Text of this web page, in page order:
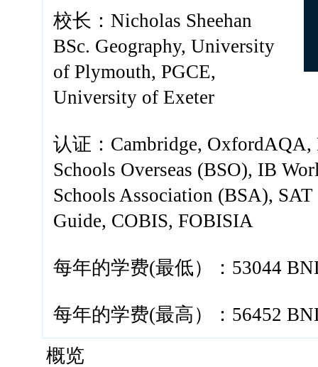
校长：Nicholas Sheehan
BSc. Geography, University
of Plymouth, PGCE,
University of Exeter
认证：Cambridge, OxfordAQA,
Schools Overseas (BSO), IB
Schools Association (BSA),
Guide, COBIS, FOBISIA
每年的学费(最低）：53044
每年的学费(最高）：56452
概览